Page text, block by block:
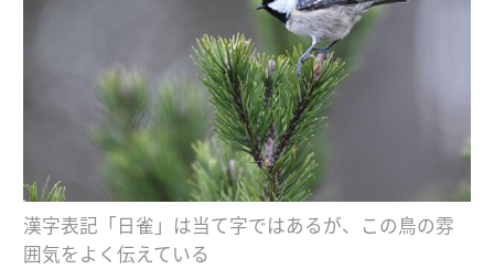
漢字表記「日雀」は当て字ではあるが、この鳥の雰
囲気をよく伝えている